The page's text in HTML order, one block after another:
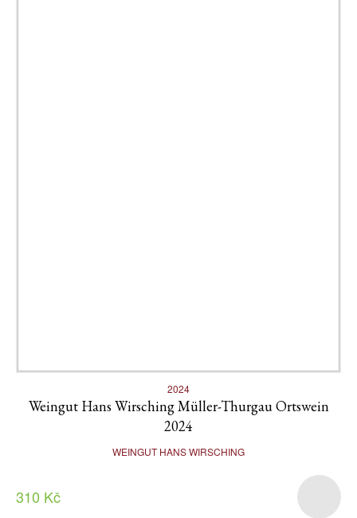
2024
Weingut Hans Wirsching Müller-Thurgau Ortswein
2024
WEINGUT HANS WIRSCHING
310 Kč